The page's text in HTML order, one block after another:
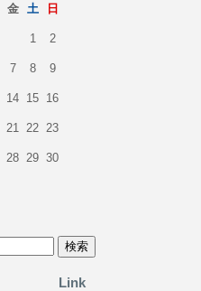
金 土 日
1 2
7 8 9
14 15 16
21 22 23
28 29 30
Link